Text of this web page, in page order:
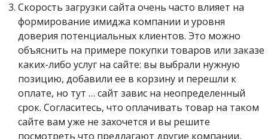
Скорость загрузки сайта очень часто влияет на
формирование имиджа компании и уровня
доверия потенциальных клиентов. Это можно
объяснить на примере покупки товаров или заказе
каких-либо услуг на сайте: вы выбрали нужную
позицию, добавили ее в корзину и перешли к
оплате, но тут … сайт завис на неопределенный
срок. Согласитесь, что оплачивать товар на таком
сайте вам уже не захочется и вы решите
посмотреть что предлагают другие компании,